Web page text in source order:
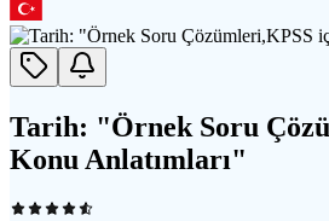
Tarih: "Örnek Soru
Konu Anlatımları"